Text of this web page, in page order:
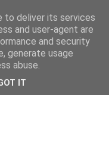
to deliver its services
and user-agent are
and security
generate usage
abuse.
IT